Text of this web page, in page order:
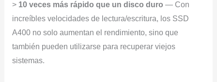
> 10 veces más rápido que un disco duro — Con
increíbles velocidades de lectura/escritura, los SSD
A400 no solo aumentan el rendimiento, sino que
también pueden utilizarse para recuperar viejos
sistemas.